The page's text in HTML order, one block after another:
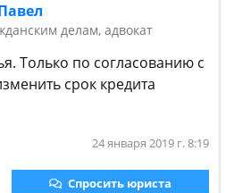
делам, адвокат
Только по согласованию с
срок кредита
24 января 2019 г. 8:19
Спросить юриста